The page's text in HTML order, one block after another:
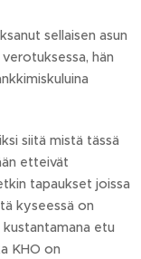
sellaisen asun
hän
siitä mistä tässä
etteivät
tapaukset joissa
kyseessä on
etu
KHO on